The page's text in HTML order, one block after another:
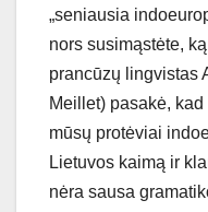
„seniausia
nors susimąstėte,
prancūzų lingvistas
Meillet) pasakė,
mūsų protėviai
Lietuvos kaimą ir
nėra sausa